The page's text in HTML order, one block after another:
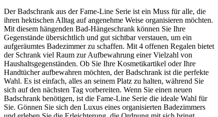
Der Badschrank aus der Fame-Line Serie ist ein Muss für alle, die
ihren hektischen Alltag auf angenehme Weise organisieren möchten.
Mit diesem hängenden Bad-Hängeschrank können Sie Ihre
Gegenstände übersichtlich und gut sichtbar verstauen, um ein
aufgeräumtes Badezimmer zu schaffen. Mit 4 offenen Regalen bietet
der Schrank viel Raum zur Aufbewahrung einer Vielzahl von
Haushaltsgegenständen. Ob Sie Ihre Kosmetikartikel oder Ihre
Handtücher aufbewahren möchten, der Badschrank ist die perfekte
Wahl. Es ist einfach, alles an seinem Platz zu halten, während Sie
sich auf den nächsten Tag vorbereiten. Wenn Sie einen neuen
Badschrank benötigen, ist die Fame-Line Serie die ideale Wahl für
Sie. Gönnen Sie sich den Luxus eines organisierten Badezimmers